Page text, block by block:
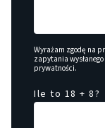
Wyrażam zgodę na
zapytania
prywatności.
Ile to 18 + 8?